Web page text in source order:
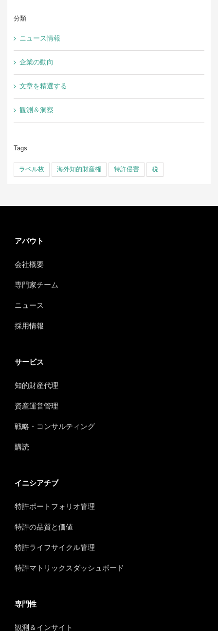
分類
ニュース情報
企業の動向
文章を精選する
観測＆洞察
Tags
ラベル枚 海外知的財産権 特許侵害 税
アバウト
会社概要
専門家チーム
ニュース
採用情報
サービス
知的財産代理
資産運営管理
戦略・コンサルティング
購読
イニシアチブ
特許ポートフォリオ管理
特許の品質と価値
特許ライフサイクル管理
特許マトリックスダッシュボード
専門性
観測＆インサイト